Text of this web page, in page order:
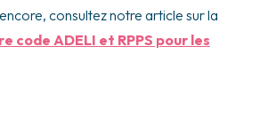
consultez notre article sur la
code ADELI et RPPS pour les